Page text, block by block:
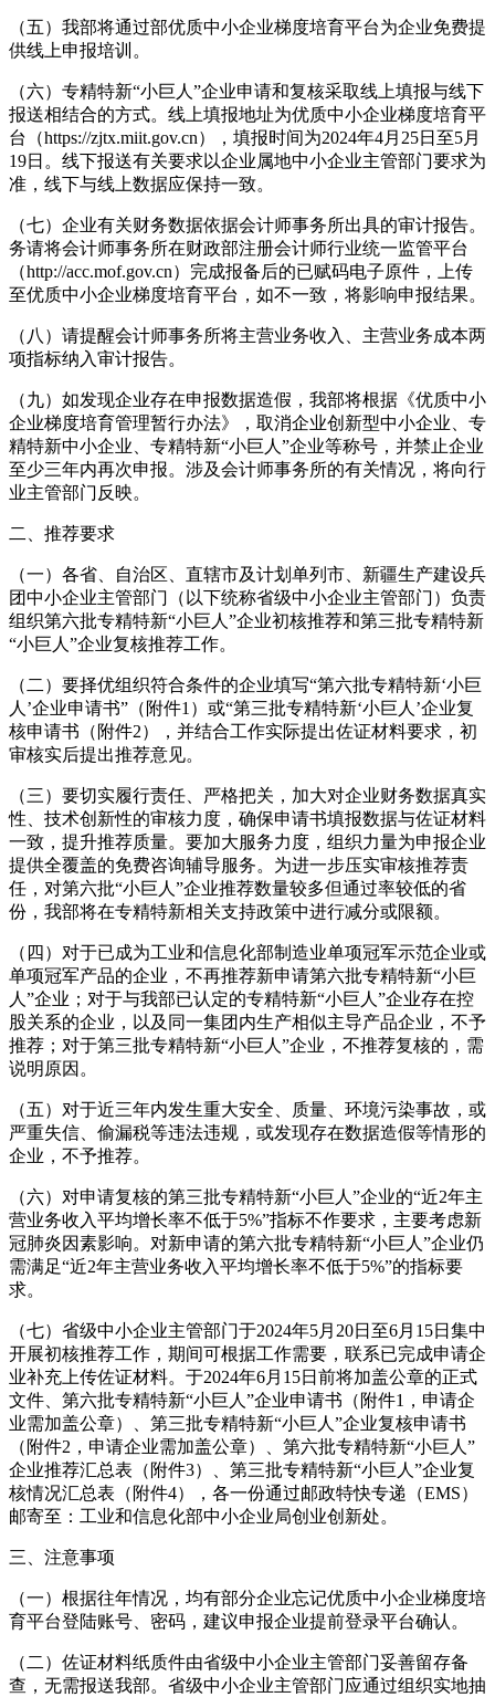
（五）我部将通过部优质中小企业梯度培育平台为企业免费提
供线上申报培训。
（六）专精特新“小巨人”企业申请和复核采取线上填报与线下
报送相结合的方式。线上填报地址为优质中小企业梯度培育平
台（https://zjtx.miit.gov.cn），填报时间为2024年4月25日至5月
19日。线下报送有关要求以企业属地中小企业主管部门要求为
准，线下与线上数据应保持一致。
（七）企业有关财务数据依据会计师事务所出具的审计报告。
务请将会计师事务所在财政部注册会计师行业统一监管平台
（http://acc.mof.gov.cn）完成报备后的已赋码电子原件，上传
至优质中小企业梯度培育平台，如不一致，将影响申报结果。
（八）请提醒会计师事务所将主营业务收入、主营业务成本两
项指标纳入审计报告。
（九）如发现企业存在申报数据造假，我部将根据《优质中小
企业梯度培育管理暂行办法》，取消企业创新型中小企业、专
精特新中小企业、专精特新“小巨人”企业等称号，并禁止企业
至少三年内再次申报。涉及会计师事务所的有关情况，将向行
业主管部门反映。
二、推荐要求
（一）各省、自治区、直辖市及计划单列市、新疆生产建设兵
团中小企业主管部门（以下统称省级中小企业主管部门）负责
组织第六批专精特新“小巨人”企业初核推荐和第三批专精特新
“小巨人”企业复核推荐工作。
（二）要择优组织符合条件的企业填写“第六批专精特新‘小巨
人’企业申请书”（附件1）或“第三批专精特新‘小巨人’企业复
核申请书（附件2），并结合工作实际提出佐证材料要求，初
审核实后提出推荐意见。
（三）要切实履行责任、严格把关，加大对企业财务数据真实
性、技术创新性的审核力度，确保申请书填报数据与佐证材料
一致，提升推荐质量。要加大服务力度，组织力量为申报企业
提供全覆盖的免费咨询辅导服务。为进一步压实审核推荐责
任，对第六批“小巨人”企业推荐数量较多但通过率较低的省
份，我部将在专精特新相关支持政策中进行减分或限额。
（四）对于已成为工业和信息化部制造业单项冠军示范企业或
单项冠军产品的企业，不再推荐新申请第六批专精特新“小巨
人”企业；对于与我部已认定的专精特新“小巨人”企业存在控
股关系的企业，以及同一集团内生产相似主导产品企业，不予
推荐；对于第三批专精特新“小巨人”企业，不推荐复核的，需
说明原因。
（五）对于近三年内发生重大安全、质量、环境污染事故，或
严重失信、偷漏税等违法违规，或发现存在数据造假等情形的
企业，不予推荐。
（六）对申请复核的第三批专精特新“小巨人”企业的“近2年主
营业务收入平均增长率不低于5%”指标不作要求，主要考虑新
冠肺炎因素影响。对新申请的第六批专精特新“小巨人”企业仍
需满足“近2年主营业务收入平均增长率不低于5%”的指标要
求。
（七）省级中小企业主管部门于2024年5月20日至6月15日集中
开展初核推荐工作，期间可根据工作需要，联系已完成申请企
业补充上传佐证材料。于2024年6月15日前将加盖公章的正式
文件、第六批专精特新“小巨人”企业申请书（附件1，申请企
业需加盖公章）、第三批专精特新“小巨人”企业复核申请书
（附件2，申请企业需加盖公章）、第六批专精特新“小巨人”
企业推荐汇总表（附件3）、第三批专精特新“小巨人”企业复
核情况汇总表（附件4），各一份通过邮政特快专递（EMS）
邮寄至：工业和信息化部中小企业局创业创新处。
三、注意事项
（一）根据往年情况，均有部分企业忘记优质中小企业梯度培
育平台登陆账号、密码，建议申报企业提前登录平台确认。
（二）佐证材料纸质件由省级中小企业主管部门妥善留存备
查，无需报送我部。省级中小企业主管部门应通过组织实地抽